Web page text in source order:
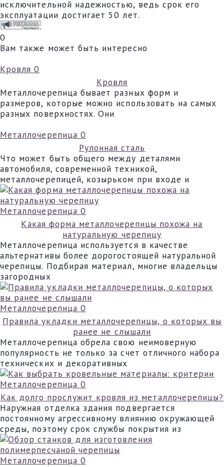
исключительной надежностью, ведь срок его
эксплуатации достигает 50 лет.
0
Вам также может быть интересно
Кровля 0
Кровля
Металлочерепица бывает разных форм и
размеров, которые можно использовать на самых
разных поверхностях. Они
Металлочерепица 0
Рулонная сталь
Что может быть общего между деталями
автомобиля, современной техникой,
металлочерепицей, козырьком при входе и
Металлочерепица 0
Какая форма металлочерепицы похожа на
натуральную черепицу
Металлочерепица используется в качестве
альтернативы более дорогостоящей натуральной
черепицы. Подбирая материал, многие владельцы
загородных
Металлочерепица 0
Правила укладки металлочерепицы, о которых вы
ранее не слышали
Металлочерепица обрела свою неимоверную
популярность не только за счет отличного набора
технических и декоративных
Металлочерепица 0
Как долго прослужит кровля из металлочерепицы?
Наружная отделка здания подвергается
постоянному агрессивному влиянию окружающей
среды, поэтому срок службы покрытия из
Металлочерепица 0